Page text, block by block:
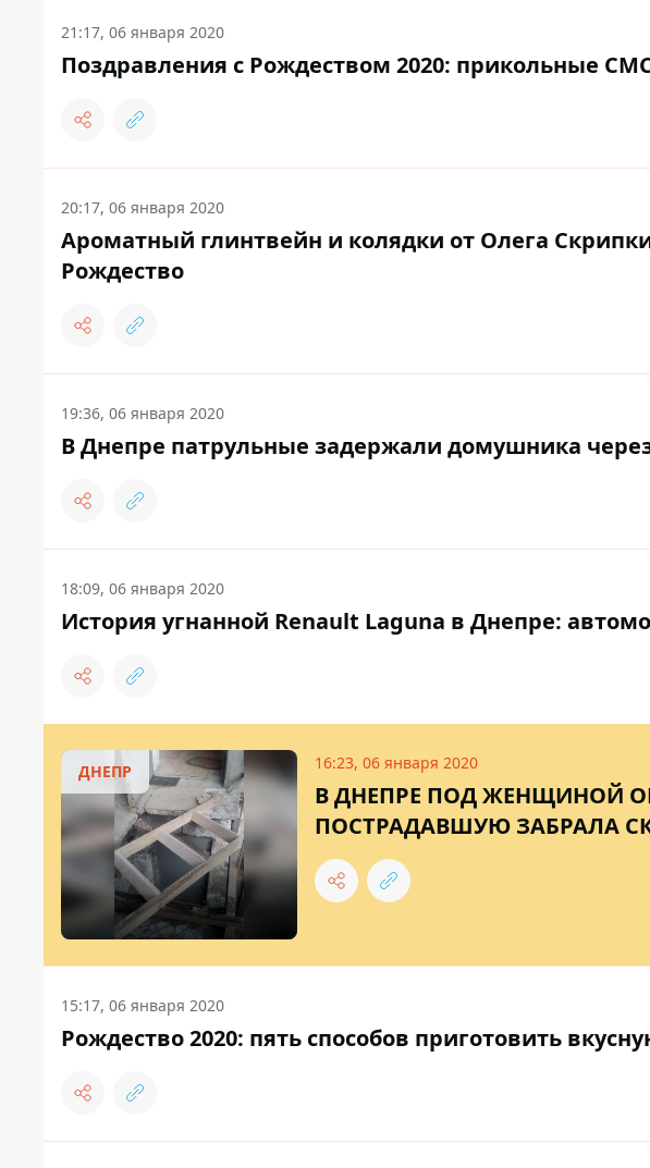
21:17, 06 января 2020
Поздравления с Рождеством 2020: прикольные
20:17, 06 января 2020
Ароматный глинтвейн и колядки от Олега
Рождество
19:36, 06 января 2020
В Днепре патрульные задержали домушника
18:09, 06 января 2020
История угнанной Renault Laguna в Днепре:
ДНЕПР 16:23, 06 января 2020
В ДНЕПРЕ ПОД ЖЕНЩИНОЙ
ПОСТРАДАВШУЮ ЗАБРАЛА
15:17, 06 января 2020
Рождество 2020: пять способов приготовить